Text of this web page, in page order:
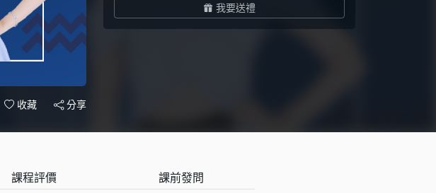
收藏 分享
我要送禮
課程評價 課前發問